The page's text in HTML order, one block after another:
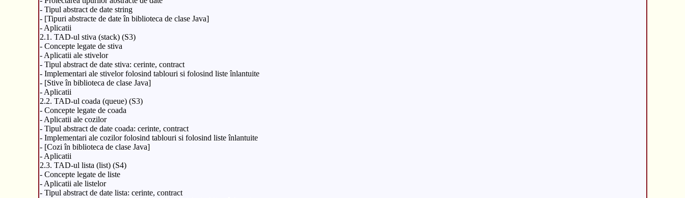
- Tipul abstract de date string
- [Tipuri abstracte de date în biblioteca de clase Java]
- Aplicatii
2.1. TAD-ul stiva (stack) (S3)
- Concepte legate de stiva
- Aplicatii ale stivelor
- Tipul abstract de date stiva: cerinte, contract
- Implementari ale stivelor folosind tablouri si folosind liste înlantuite
- [Stive în biblioteca de clase Java]
- Aplicatii
2.2. TAD-ul coada (queue) (S3)
- Concepte legate de coada
- Aplicatii ale cozilor
- Tipul abstract de date coada: cerinte, contract
- Implementari ale cozilor folosind tablouri si folosind liste înlantuite
- [Cozi în biblioteca de clase Java]
- Aplicatii
2.3. TAD-ul lista (list) (S4)
- Concepte legate de liste
- Aplicatii ale listelor
- Tipul abstract de date lista: cerinte, contract